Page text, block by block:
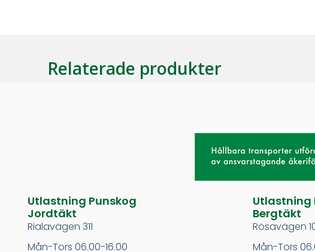
Relaterade produkter
Utlastning Punskog
Jordtäkt
Rialavägen 311
Mån-Tors 06.00-16.00
Utlastning
Bergtäkt
Rösavägen
Mån-Tors